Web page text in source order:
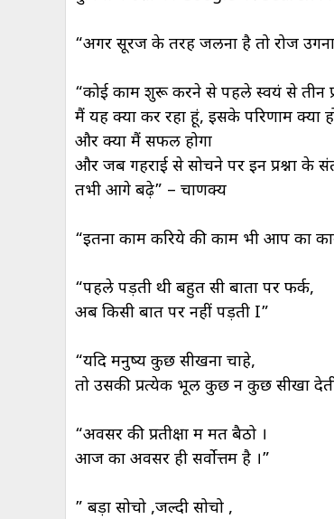
“अगर सूरज के तरह जलना है तो रोज
“कोई काम शुरू करने से पहले स्वयं से तीन
मैं यह क्यों कर रहा हूं, इसके परिणाम क्या
और क्या मैं सफल होगा
और जब गहराई से सोचने पर इन प्रश्नों के
तभी आगे बढ़े” – चाणक्य
“इतना काम करिये की काम भी आप का
“पहले पड़ती थी बहुत सी बातों पर फर्क,
अब किसी बात पर नहीं पड़ती I”
“यदि मनुष्य कुछ सीखना चाहे,
तो उसकी प्रत्येक भूल कुछ न कुछ सीखा
“अवसर की प्रतीक्षा में मत बैठो ।
आज का अवसर ही सर्वोत्तम है ।”
” बड़ा सोचो ,जल्दी सोचो ,